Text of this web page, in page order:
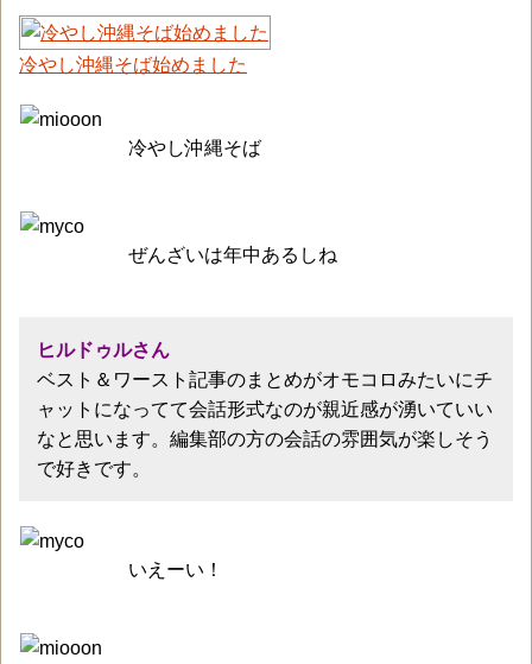
冷やし沖縄そば始めました
冷やし沖縄そば
ぜんざいは年中あるしね
ヒルドゥルさん
ベスト＆ワースト記事のまとめがオモコロみたいにチ
ャットになってて会話形式なのが親近感が湧いていい
なと思います。編集部の方の会話の雰囲気が楽しそう
で好きです。
いえーい！